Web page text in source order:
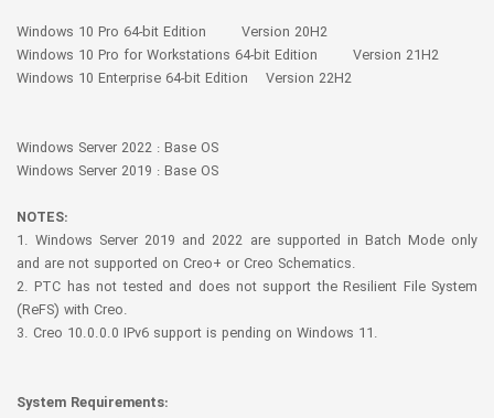
Windows 10 Pro 64-bit Edition Version 20H2
Windows 10 Pro for Workstations 64-bit Edition Version 21H2
Windows 10 Enterprise 64-bit Edition Version 22H2
Windows Server 2022 : Base OS
Windows Server 2019 : Base OS
NOTES:
1. Windows Server 2019 and 2022 are supported in Batch Mode only
and are not supported on Creo+ or Creo Schematics.
2. PTC has not tested and does not support the Resilient File System
(ReFS) with Creo.
3. Creo 10.0.0.0 IPv6 support is pending on Windows 11.
System Requirements: